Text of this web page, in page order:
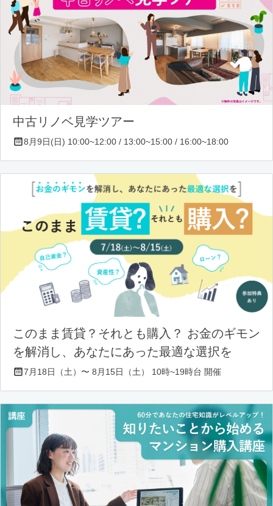
中古リノベ見学ツアー
8月9日(日) 10:00~12:00 / 13:00~15:00 / 16:00~18:00
このまま賃貸？それとも購入？ お金のギモン
を解消し、あなたにあった最適な選択を
7月18日（土）〜 8月15日（土） 10時~19時台 開催